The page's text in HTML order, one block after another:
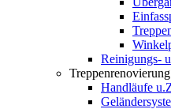
Reinigungs-
Treppenrenovierung
Handläufe